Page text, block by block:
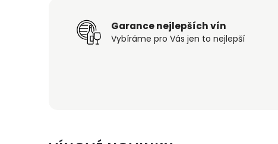
Garance nejlepších vín
Vybíráme pro Vás jen to nejlepší